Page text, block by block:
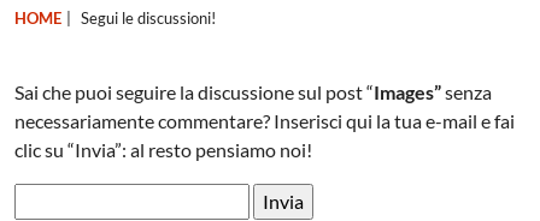
HOME Segui le discussioni!
Sai che puoi seguire la discussione sul post “Images”senza
necessariamente commentare? Inserisci qui la tua e-mail e fai
clic su “Invia”: al resto pensiamo noi!